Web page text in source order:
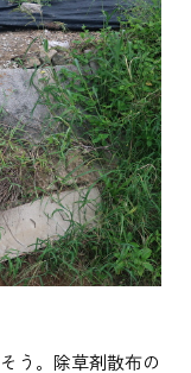
う。除草剤散布の